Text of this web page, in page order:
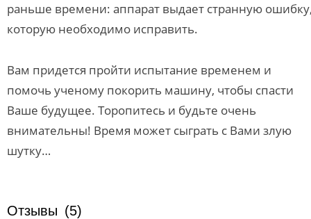
раньше времени: аппарат выдает странную
которую необходимо исправить.
Вам придется пройти испытание временем и
помочь ученому покорить машину, чтобы спасти
Ваше будущее. Торопитесь и будьте очень
внимательны! Время может сыграть с Вами злую
шутку…
Отзывы (5)